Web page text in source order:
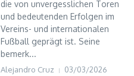
die von unvergesslichen Toren
und bedeutenden Erfolgen im
Vereins- und internationalen
Fußball geprägt ist. Seine
bemerk...
Alejandro Cruz 03/03/2026